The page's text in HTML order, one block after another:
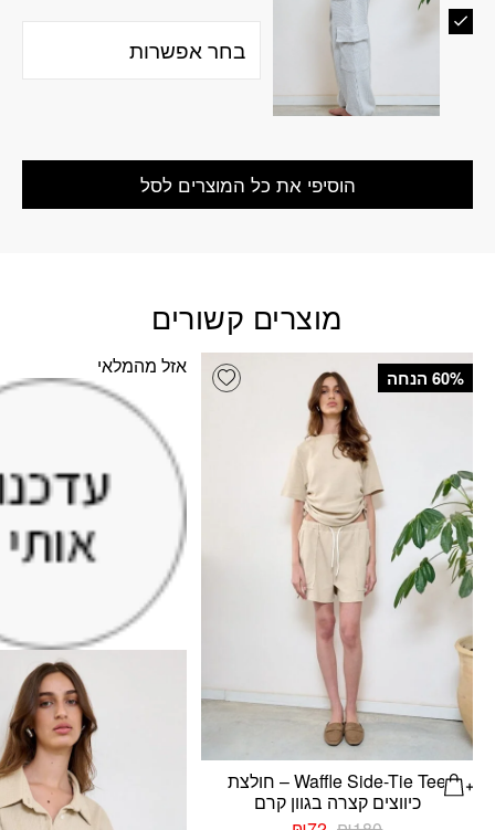
הוסיפי את כל המוצרים לסל
מוצרים קשורים
Add wishlist ‫60% הנחה
Waffle Side-Tie Tee – חולצת
כיווצים קצרה בגוון קרם
אזל מהמלאי